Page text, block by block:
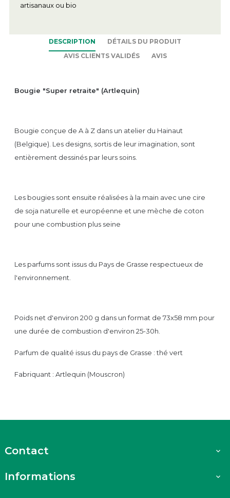
artisanaux ou bio
DESCRIPTION
DÉTAILS DU PRODUIT
AVIS CLIENTS VALIDÉS
AVIS
Bougie "Super retraite" (Artlequin)
Bougie conçue de A à Z dans un atelier du Hainaut
(Belgique). Les designs, sortis de leur imagination, sont
entièrement dessinés par leurs soins.
Les bougies sont ensuite réalisées à la main avec une cire
de soja naturelle et européenne et une mèche de coton
pour une combustion plus seine
Les parfums sont issus du Pays de Grasse respectueux de
l'environnement.
Poids net d'environ 200 g dans un format de 73x58 mm pour
une durée de combustion d'environ 25-30h.
Parfum de qualité issus du pays de Grasse : thé vert
Fabriquant : Artlequin (Mouscron)
Contact 
Informations 